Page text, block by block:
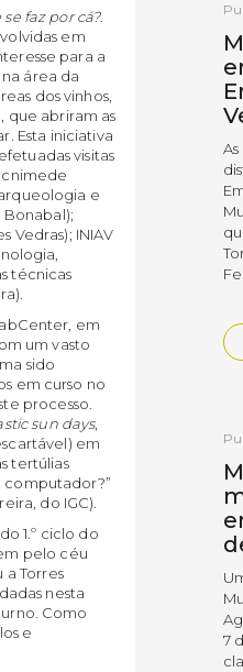
faz por cá?.
em
para a
área da
dos vinhos,
abriram as
Esta iniciativa
visitas
e
Vedras); INIAV
técnicas
em
um vasto
sido
em curso no
processo.
sun days,
em
tertúlias
computador?”
do IGC).
1.º ciclo do
pelo céu
Torres
nesta
Como
e
7